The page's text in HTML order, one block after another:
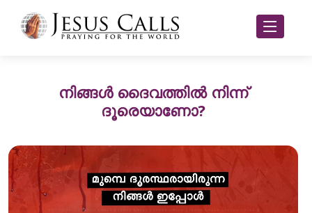
നിങ്ങൾ ദൈവത്തിൽ നിന്ന്
ദൂരെയാണോ?